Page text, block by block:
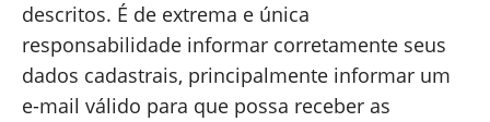
descritos. É de extrema e única
responsabilidade informar corretamente seus
dados cadastrais, principalmente informar um
e-mail válido para que possa receber as